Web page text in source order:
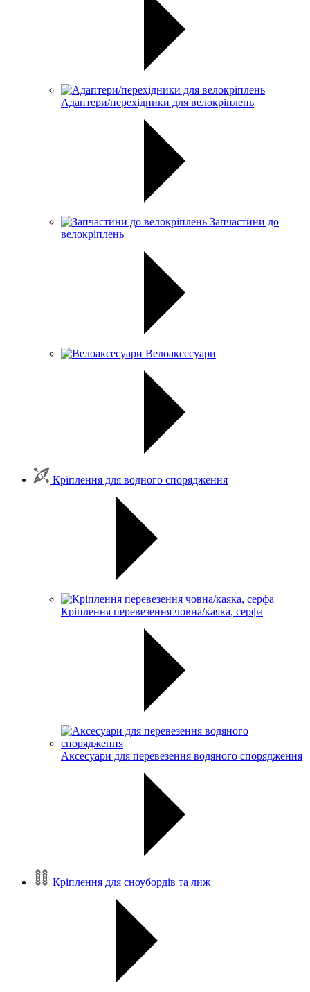
Адаптери/перехідники для велокріплень
Запчастини до
велокріплень
Велоаксесуари
Кріплення для водного спорядження
Кріплення перевезення човна/каяка, серфа
Аксесуари для перевезення водяного спорядження
Кріплення для сноубордів та лиж